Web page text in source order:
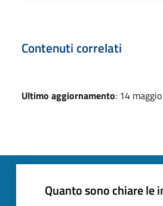
Contenuti correlati
Ultimo aggiornamento: 14
Quanto sono chiare le